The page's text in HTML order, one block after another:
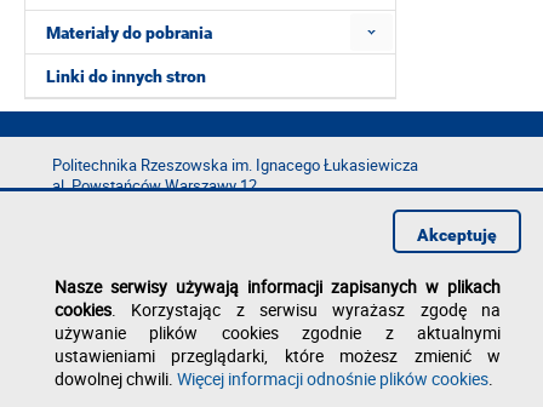
Materiały do pobrania
Linki do innych stron
Politechnika Rzeszowska im. Ignacego Łukasiewicza
al. Powstańców Warszawy 12
e-mail:kancelaria@prz.edu.pl
Deklaracja dostępności
Polityka prywatności
Zgłoś błąd na stronie
Nasze serwisy używają informacji zapisanych w plikach
cookies. Korzystając z serwisu wyrażasz zgodę na
używanie plików cookies zgodnie z aktualnymi
ustawieniami przeglądarki, które możesz zmienić w
dowolnej chwili. Więcej informacji odnośnie plików cookies.
Akceptuję